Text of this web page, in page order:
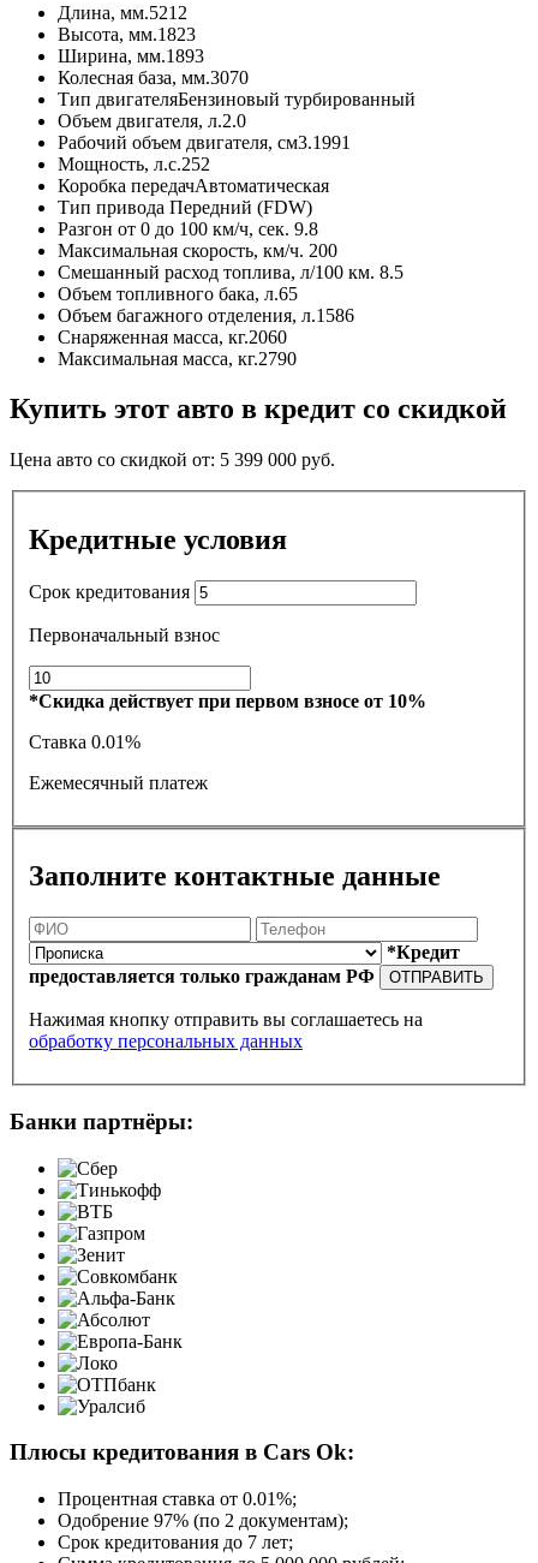
Длина, мм.5212
Высота, мм.1823
Ширина, мм.1893
Колесная база, мм.3070
Тип двигателяБензиновый турбированный
Объем двигателя, л.2.0
Рабочий объем двигателя, см3.1991
Мощность, л.с.252
Коробка передачАвтоматическая
Тип привода Передний (FDW)
Разгон от 0 до 100 км/ч, сек. 9.8
Максимальная скорость, км/ч. 200
Смешанный расход топлива, л/100 км. 8.5
Объем топливного бака, л.65
Объем багажного отделения, л.1586
Снаряженная масса, кг.2060
Максимальная масса, кг.2790
Купить этот авто в кредит со скидкой
Цена авто со скидкой от: 5 399 000 руб.
Кредитные условия
Срок кредитования
Первоначальный взнос
*Скидка действует при первом взносе от 10%
Ставка 0.01%
Ежемесячный платеж
Заполните контактные данные
*Кредит
предоставляется только гражданам РФ
ОТПРАВИТЬ
Нажимая кнопку отправить вы соглашаетесь на
обработку персональных данных
Банки партнёры:
Плюсы кредитования в Cars Ok:
Процентная ставка от 0.01%;
Одобрение 97% (по 2 документам);
Срок кредитования до 7 лет;